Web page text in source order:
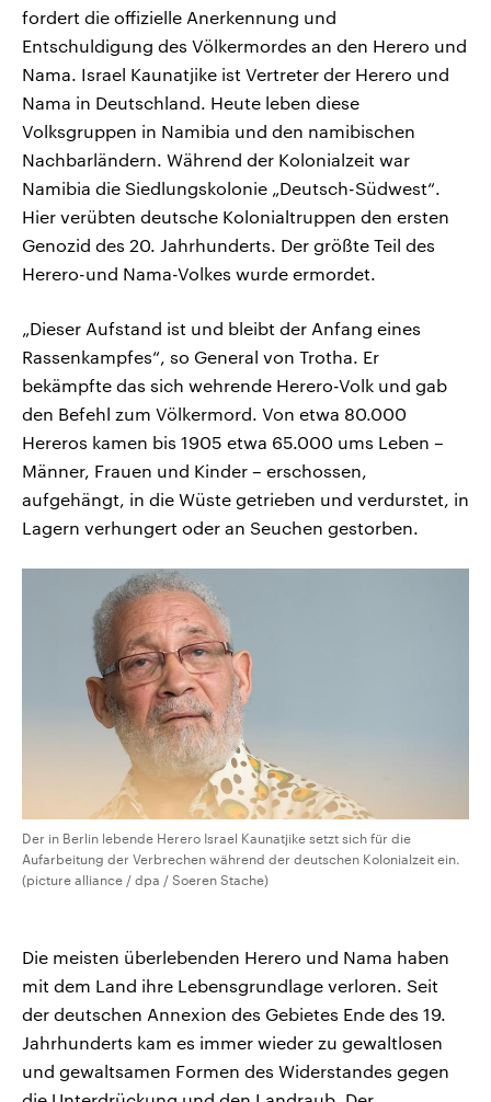
fordert die offizielle Anerkennung und
Entschuldigung des Völkermordes an den Herero und
Nama. Israel Kaunatjike ist Vertreter der Herero und
Nama in Deutschland. Heute leben diese
Volksgruppen in Namibia und den namibischen
Nachbarländern. Während der Kolonialzeit war
Namibia die Siedlungskolonie „Deutsch-Südwest“.
Hier verübten deutsche Kolonialtruppen den ersten
Genozid des 20. Jahrhunderts. Der größte Teil des
Herero-und Nama-Volkes wurde ermordet.
„Dieser Aufstand ist und bleibt der Anfang eines
Rassenkampfes“, so General von Trotha. Er
bekämpfte das sich wehrende Herero-Volk und gab
den Befehl zum Völkermord. Von etwa 80.000
Hereros kamen bis 1905 etwa 65.000 ums Leben –
Männer, Frauen und Kinder – erschossen,
aufgehängt, in die Wüste getrieben und verdurstet, in
Lagern verhungert oder an Seuchen gestorben.
Der in Berlin lebende Herero Israel Kaunatjike setzt sich für die
Aufarbeitung der Verbrechen während der deutschen Kolonialzeit ein.
(picture alliance / dpa / Soeren Stache)
Die meisten überlebenden Herero und Nama haben
mit dem Land ihre Lebensgrundlage verloren. Seit
der deutschen Annexion des Gebietes Ende des 19.
Jahrhunderts kam es immer wieder zu gewaltlosen
und gewaltsamen Formen des Widerstandes gegen